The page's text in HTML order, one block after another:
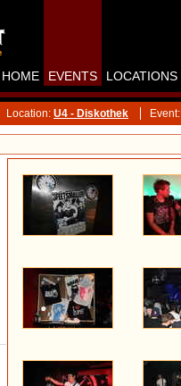
HOME EVENTS LOCATIONS
Location: U4 - Diskothek Event: